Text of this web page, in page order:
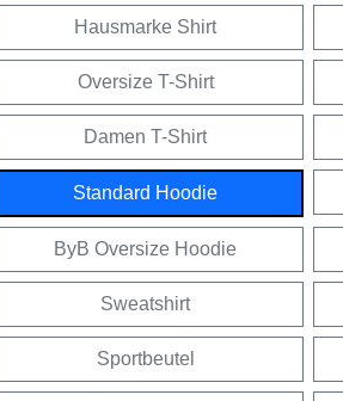
Hausmarke Shirt
Oversize T-Shirt
Damen T-Shirt
Standard Hoodie
ByB Oversize Hoodie
Sweatshirt
Sportbeutel